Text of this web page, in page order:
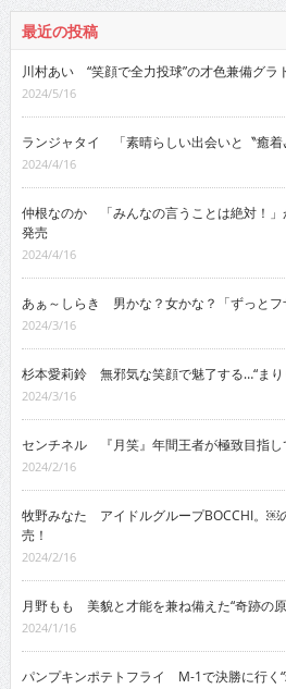
最近の投稿
川村あい “笑顔で全力投球”の才色兼備グラ
2024/5/16
ランジャタイ 「素晴らしい出会いと〝癒着
2024/4/16
仲根なのか 「みんなの言うことは絶対！」
発売
2024/4/16
あぁ～しらき 男かな？女かな？「ずっとフ
2024/3/16
杉本愛莉鈴 無邪気な笑顔で魅了する…“まり
2024/3/16
センチネル 『月笑』年間王者が極致目指し
2024/2/16
牧野みなた アイドルグループBOCCHI。￼
売！
2024/2/16
月野もも 美貌と才能を兼ね備えた“奇跡の原
2024/1/16
パンプキンポテトフライ M-1で決勝に行く“